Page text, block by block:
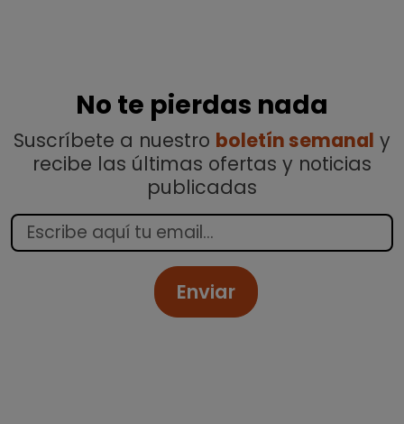
No te pierdas nada
Suscríbete a nuestro boletín semanal y
recibe las últimas ofertas y noticias
publicadas
Enviar